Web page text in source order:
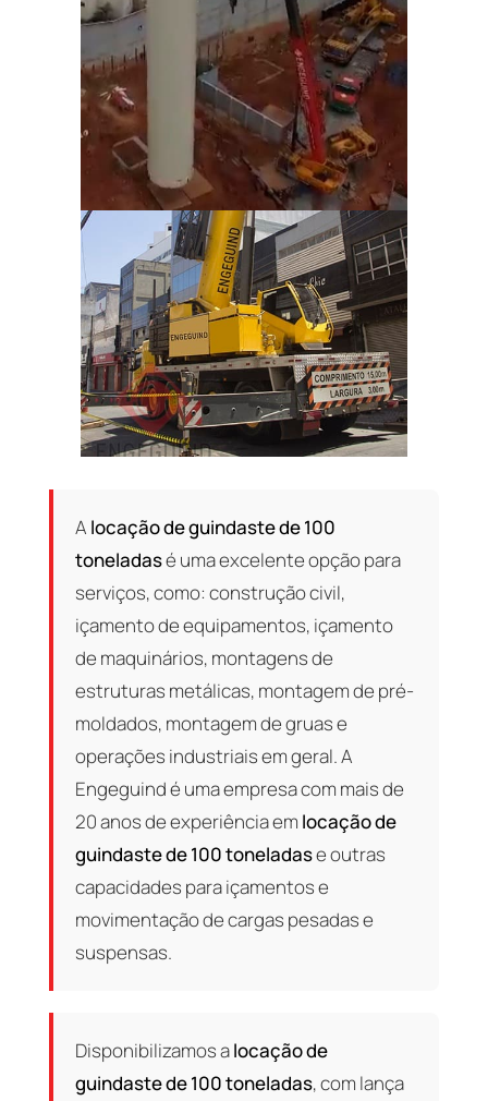
A locação de guindaste de 100
toneladasé uma excelente opção para
serviços, como: construção civil,
içamento de equipamentos, içamento
de maquinários, montagens de
estruturas metálicas, montagem de pré-
moldados, montagem de gruas e
operações industriais em geral. A
Engeguind é uma empresa com mais de
20 anos de experiência em locação de
guindaste de 100 toneladase outras
capacidades para içamentos e
movimentação de cargas pesadas e
suspensas.
Disponibilizamos alocação de
guindaste de 100 toneladas, com lança